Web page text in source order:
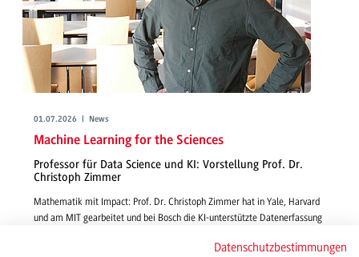
01.07.2026 | News
Machine Learning for the Sciences
Professor für Data Science und KI: Vorstellung Prof. Dr.
Christoph Zimmer
Mathematik mit Impact: Prof. Dr. Christoph Zimmer hat in Yale, Harvard
und am MIT gearbeitet und bei Bosch die KI-unterstützte Datenerfassung
seine Lehre und Forschung, berichtet, warum er sich für die DHBW
Datenschutzbestimmungen